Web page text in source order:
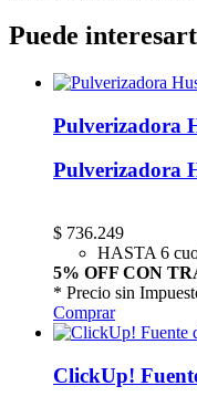
Puede
Pulverizadora
Pulverizadora
$ 736.249
HASTA 6
5% OFF CON
* Precio sin
Comprar
ClickUp!